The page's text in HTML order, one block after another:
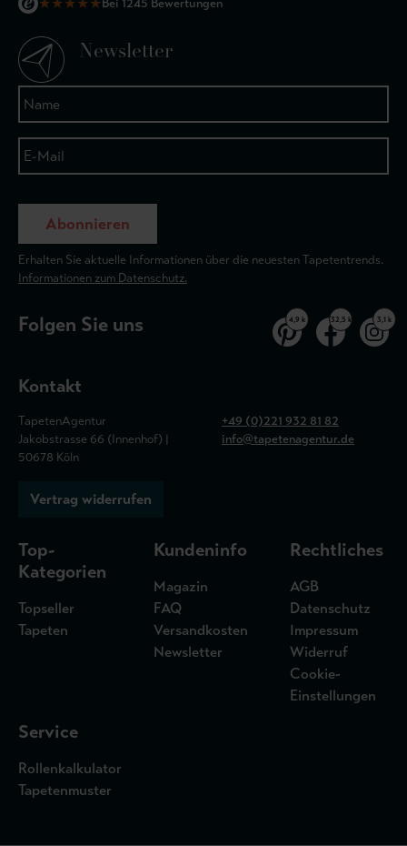
Bei 1245 Bewertungen
Newsletter
Abonnieren
Erhalten Sie aktuelle Informationen über die neuesten Tapetentrends.
Informationen zum Datenschutz.
Folgen Sie uns 4,9 k 32,5 k 3,1 k
Kontakt
TapetenAgentur
Jakobstrasse 66 (Innenhof) |
50678 Köln
+49 (0)221 932 81 82
info@tapetenagentur.de
Vertrag widerrufen
Top-
Kategorien
Topseller
Tapeten
Kundeninfo
Magazin
FAQ
Versandkosten
Newsletter
Rechtliches
AGB
Datenschutz
Impressum
Widerruf
Cookie-
Einstellungen
Service
Rollenkalkulator
Tapetenmuster